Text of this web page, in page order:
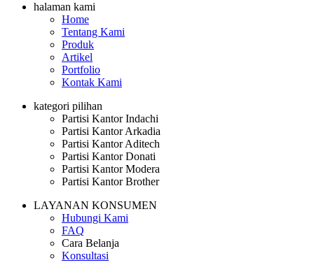
halaman kami
Home
Tentang Kami
Produk
Artikel
Portfolio
Kontak Kami
kategori pilihan
Partisi Kantor Indachi
Partisi Kantor Arkadia
Partisi Kantor Aditech
Partisi Kantor Donati
Partisi Kantor Modera
Partisi Kantor Brother
LAYANAN KONSUMEN
Hubungi Kami
FAQ
Cara Belanja
Konsultasi